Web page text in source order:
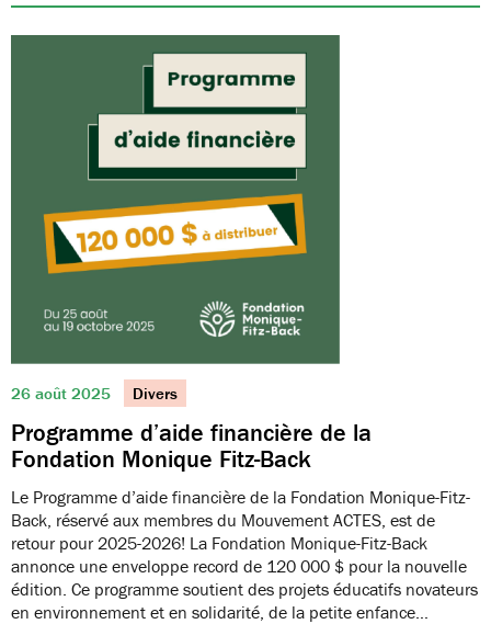
26 août 2025 Divers
Programme d’aide financière de la
Fondation Monique Fitz-Back
Le Programme d’aide financière de la Fondation Monique-Fitz-
Back, réservé aux membres du Mouvement ACTES, est de
retour pour 2025-2026! La Fondation Monique-Fitz-Back
annonce une enveloppe record de 120 000 $ pour la nouvelle
édition. Ce programme soutient des projets éducatifs novateurs
en environnement et en solidarité, de la petite enfance…